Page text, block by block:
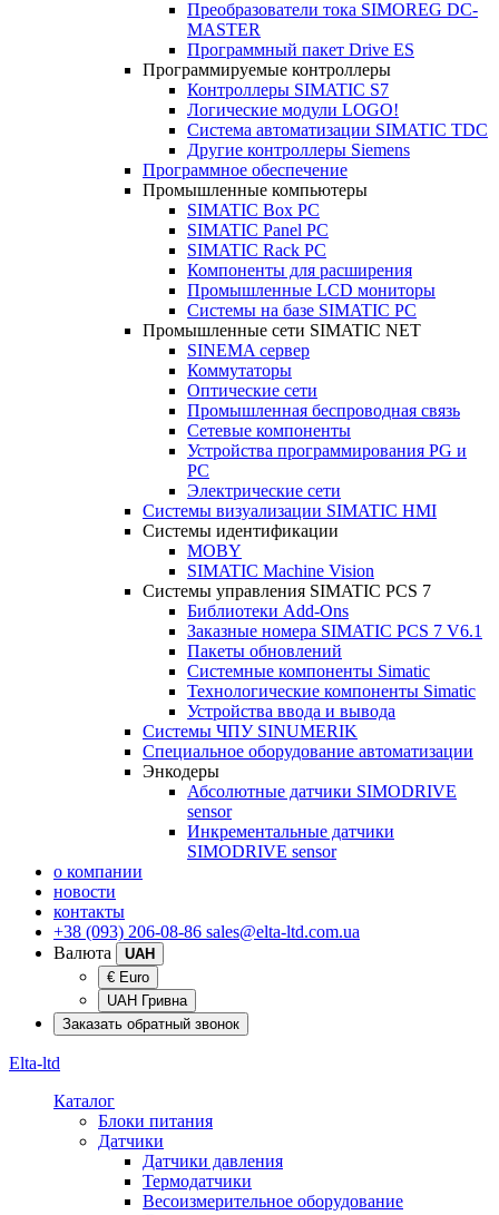
Преобразователи тока SIMOREG DC-
MASTER
Программный пакет Drive ES
Программируемые контроллеры
Контроллеры SIMATIC S7
Логические модули LOGO!
Система автоматизации SIMATIC TDC
Другие контроллеры Siemens
Программное обеспечение
Промышленные компьютеры
SIMATIC Box PC
SIMATIC Panel PС
SIMATIC Rack PC
Компоненты для расширения
Промышленные LCD мониторы
Системы на базе SIMATIC PC
Промышленные сети SIMATIC NET
SINEMA сервер
Коммутаторы
Оптические сети
Промышленная беспроводная связь
Сетевые компоненты
Устройства программирования PG и
PC
Электрические сети
Системы визуализации SIMATIC HMI
Системы идентификации
MOBY
SIMATIC Machine Vision
Системы управления SIMATIC PCS 7
Библиотеки Add-Ons
Заказные номера SIMATIC PCS 7 V6.1
Пакеты обновлений
Системные компоненты Simatic
Технологические компоненты Simatic
Устройства ввода и вывода
Системы ЧПУ SINUMERIK
Специальное оборудование автоматизации
Энкодеры
Абсолютные датчики SIMODRIVE
sensor
Инкрементальные датчики
SIMODRIVE sensor
о компании
новости
контакты
+38 (093) 206-08-86 sales@elta-ltd.com.ua
Валюта
UAH
€ Euro
UAH Гривна
Заказать обратный звонок
Elta-ltd
Каталог
Блоки питания
Датчики
Датчики давления
Термодатчики
Весоизмерительное оборудование